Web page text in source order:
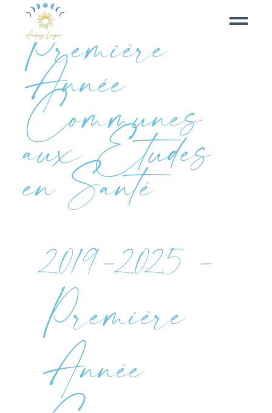
Première
Année
Communes
aux Etudes
en Santé
2019-2025 -
Première
Année